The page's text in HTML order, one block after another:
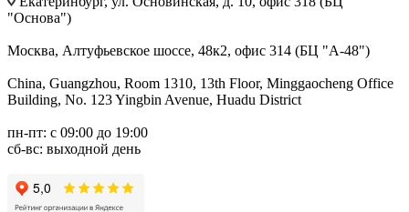
"Основа")
Москва, Алтуфьевское шоссе, 48к2, офис 314 (БЦ "А-48")
China, Guangzhou, Room 1310, 13th Floor, Minggaocheng Office
Building, No. 123 Yingbin Avenue, Huadu District
пн-пт: с 09:00 до 19:00
сб-вс: выходной день